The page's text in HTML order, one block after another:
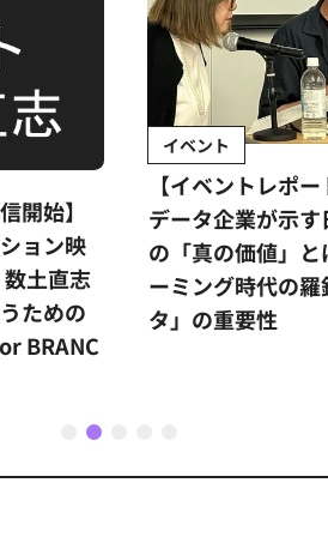
開始】
ョン映
土直志
ための
BRANC
イベント
【イベントレポ
データ企業が示
の「真の価値」と
ーミング時代の
タ」の重要性
1 2